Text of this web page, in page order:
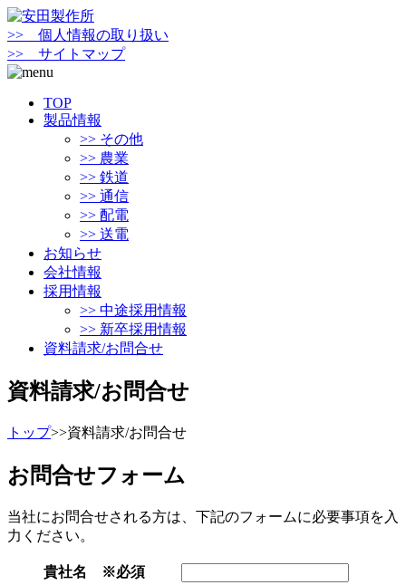
>> 個人情報の取り扱い
>> サイトマップ
TOP
製品情報
>> その他
>> 農業
>> 鉄道
>> 通信
>> 配電
>> 送電
お知らせ
会社情報
採用情報
>> 中途採用情報
>> 新卒採用情報
資料請求/お問合せ
資料請求/お問合せ
トップ>>資料請求/お問合せ
お問合せフォーム
当社にお問合せされる方は、下記のフォームに必要事項を入
力ください。
貴社名
※必須